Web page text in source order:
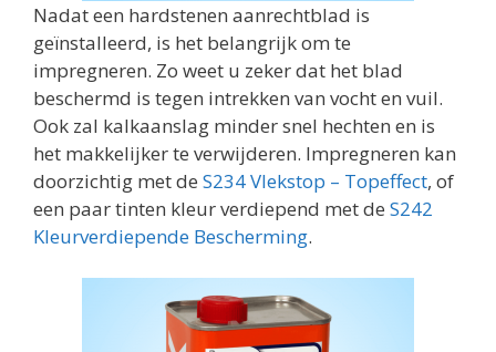
Nadat een hardstenen aanrechtblad is
geïnstalleerd, is het belangrijk om te
impregneren. Zo weet u zeker dat het blad
beschermd is tegen intrekken van vocht en vuil.
Ook zal kalkaanslag minder snel hechten en is
het makkelijker te verwijderen. Impregneren kan
doorzichtig met de S234 Vlekstop – Topeffect, of
een paar tinten kleur verdiepend met de S242
Kleurverdiepende Bescherming.